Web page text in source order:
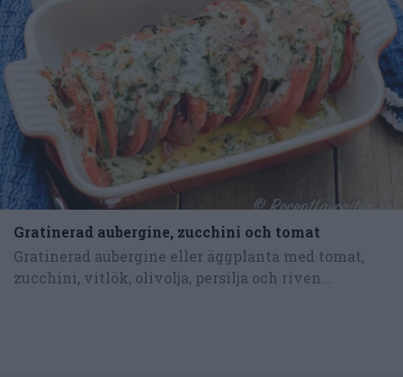
Gratinerad aubergine, zucchini och tomat
Gratinerad aubergine eller äggplanta med tomat,
zucchini, vitlök, olivolja, persilja och riven...